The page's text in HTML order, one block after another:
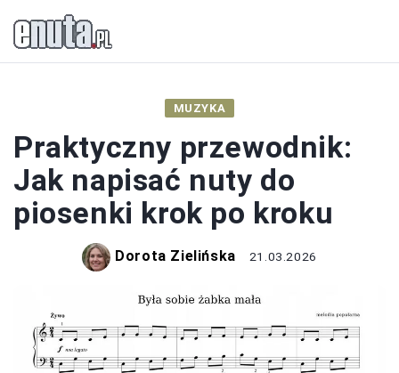
MUZYKA
Praktyczny przewodnik:
Jak napisać nuty do
piosenki krok po kroku
Dorota Zielińska 21.03.2026